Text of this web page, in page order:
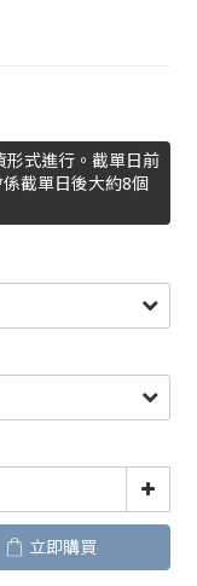
式進行。截單日前
截單日後大約8個
立即購買